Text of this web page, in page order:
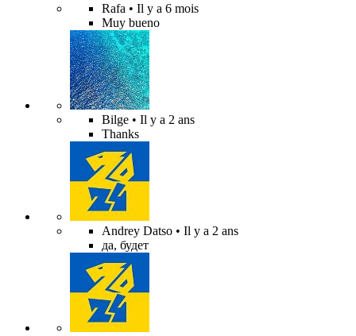
Rafa • Il y a 6 mois
Muy bueno
Bilge • Il y a 2 ans
Thanks
Andrey Datso • Il y a 2 ans
да, будет